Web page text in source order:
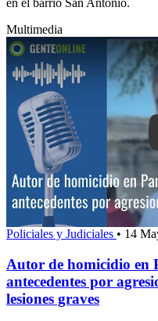
en el barrio San Antonio.
Multimedia
Policiales y Judiciales • 14
Autor de homicidio en
antecedentes por
lesiones graves